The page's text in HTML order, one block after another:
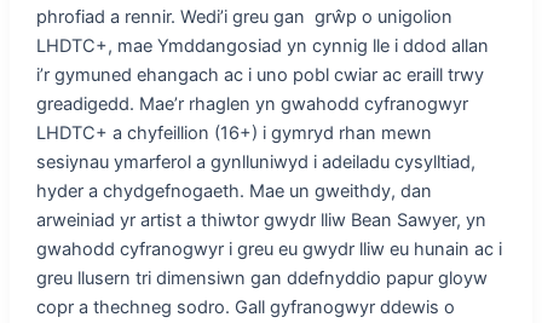
phrofiad a rennir. Wedi’i greu gan grŵp o unigolion
LHDTC+, mae Ymddangosiad yn cynnig lle i ddod allan
i’r gymuned ehangach ac i uno pobl cwiar ac eraill trwy
greadigedd. Mae’r rhaglen yn gwahodd cyfranogwyr
LHDTC+ a chyfeillion (16+) i gymryd rhan mewn
sesiynau ymarferol a gynlluniwyd i adeiladu cysylltiad,
hyder a chydgefnogaeth. Mae un gweithdy, dan
arweiniad yr artist a thiwtor gwydr lliw Bean Sawyer, yn
gwahodd cyfranogwyr i greu eu gwydr lliw eu hunain ac i
greu llusern tri dimensiwn gan ddefnyddio papur gloyw
copr a thechneg sodro. Gall gyfranogwyr ddewis o